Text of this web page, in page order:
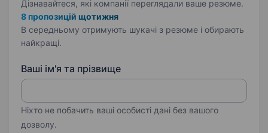
Дізнавайтеся, які компанії переглядали ваше резюме.
8 пропозицій щотижня
В середньому отримують шукачі з резюме і обирають
найкращі.
Ваші ім'я та прізвище
Ніхто не побачить ваші особисті дані без вашого
дозволу.